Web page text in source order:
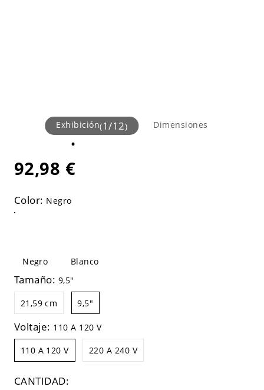
Exhibición(1/12) Dimensiones
92,98 €
Color: Negro
Negro Blanco
Tamaño: 9,5"
21,59 cm 9,5"
Voltaje: 110 A 120 V
110 A 120 V 220 A 240 V
CANTIDAD: